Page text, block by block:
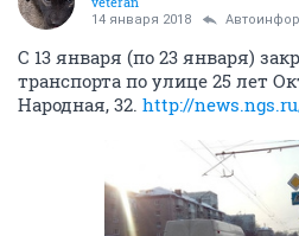
14 января 2018
С 13 января (по 23 января)
транспорта по улице 25 лет
Народная, 32. http://